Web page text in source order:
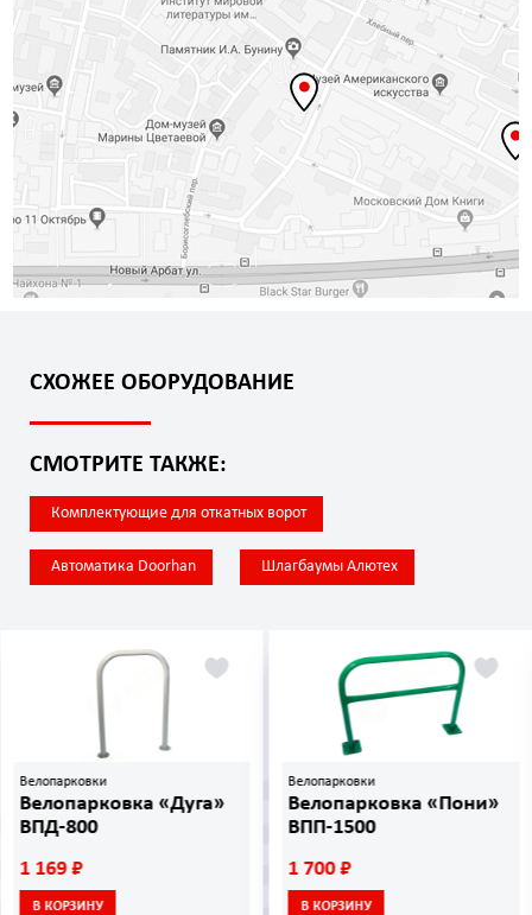
СХОЖЕЕ ОБОРУДОВАНИЕ
СМОТРИТЕ ТАКЖЕ:
Комплектующие для откатных ворот
Автоматика Doorhan Шлагбаумы Алютех
Велопарковки
Велопарковка «Дуга»
ВПД-800
1 169 ₽
В КОРЗИНУ
Велопарковки
Велопарковка «Пони»
ВПП-1500
1 700 ₽
В КОРЗИНУ